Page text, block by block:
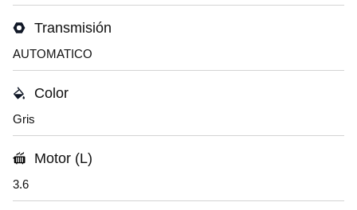
Transmisión
AUTOMATICO
Color
Gris
Motor (L)
3.6